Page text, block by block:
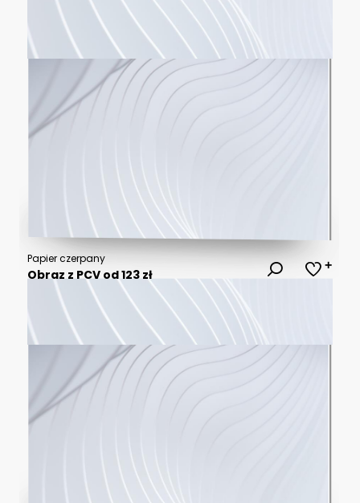
Papier czerpany
Obraz z PCV od 123 zł